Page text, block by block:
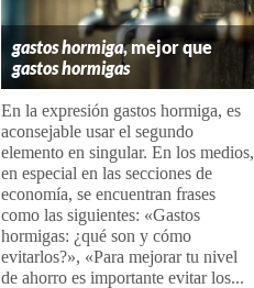
gastos hormiga, mejor que
gastos hormigas
En la expresión gastos hormiga, es
aconsejable usar el segundo
elemento en singular. En los medios,
en especial en las secciones de
economía, se encuentran frases
como las siguientes: «Gastos
hormigas: ¿qué son y cómo
evitarlos?», «Para mejorar tu nivel
de ahorro es importante evitar los...